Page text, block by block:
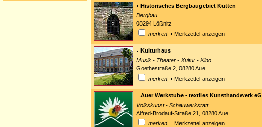
Historisches Bergbaugebiet Kutten
Bergbau
08294 Lößnitz
merken| Merkzettel anzeigen
Kulturhaus
Musik - Theater - Kultur - Kino
Goethestraße 2, 08280 Aue
merken| Merkzettel anzeigen
Auer Werkstube - textiles Kunsthandwerk eG
Volkskunst - Schauwerkstatt
Alfred-Brodauf-Straße 21, 08280 Aue
merken| Merkzettel anzeigen